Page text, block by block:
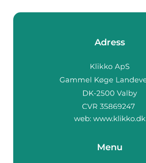
Adress
web: www.klikko.dk
Menu